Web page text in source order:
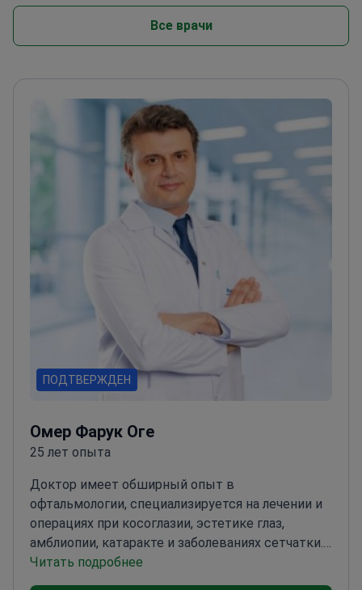
Все врачи
ПОДТВЕРЖДЕН
Омер Фарук Оге
25 лет опыта
Доктор имеет обширный опыт в
офтальмологии, специализируется на лечении и
операциях при косоглазии, эстетике глаз,
амблиопии, катаракте и заболеваниях сетчатки.
Кроме того, доктор владеет навыками в
области детского здоровья глаз и проводит
Читать подробнее